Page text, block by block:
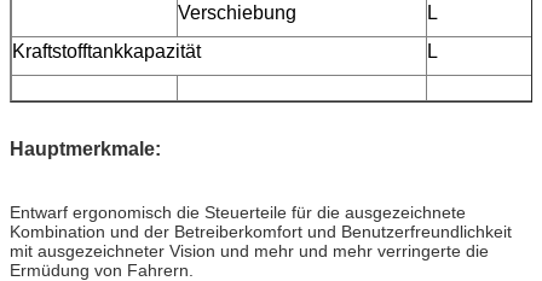
Verschiebung
L
Kraftstofftankkapazität
L
Hauptmerkmale:
Entwarf ergonomisch die Steuerteile für die ausgezeichnete
Kombination und der Betreiberkomfort und Benutzerfreundlichkeit
mit ausgezeichneter Vision und mehr und mehr verringerte die
Ermüdung von Fahrern.